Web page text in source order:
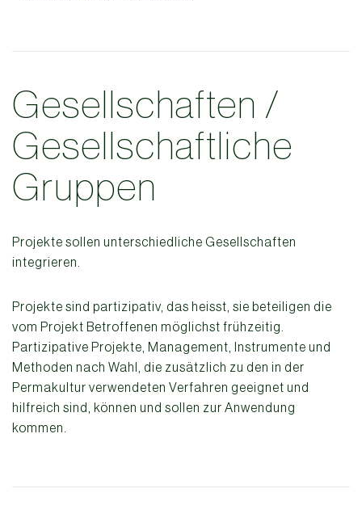
Gesellschaften /
Gesellschaftliche
Gruppen
Projekte sollen unterschiedliche Gesellschaften
integrieren.
Projekte sind partizipativ, das heisst, sie beteiligen die
vom Projekt Betroffenen möglichst frühzeitig.
Partizipative Projekte, Management, Instrumente und
Methoden nach Wahl, die zusätzlich zu den in der
Permakultur verwendeten Verfahren geeignet und
hilfreich sind, können und sollen zur Anwendung
kommen.